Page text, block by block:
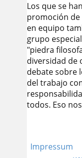
Los que se
promoción
en equipo
grupo
"piedra
diversidad de
debate sobre
del trabajo
todos. Eso
Impressum